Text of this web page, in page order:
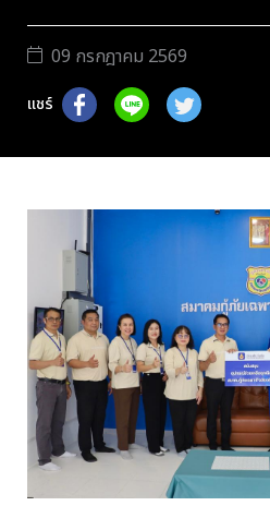
09 กรกฎาคม 2569
แชร์